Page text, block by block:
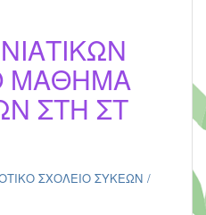
ΜΑΘΗΜΑ
ΣΤΗ ΣΤ
ΣΧΟΛΕΙΟ ΣΥΚΕΩΝ